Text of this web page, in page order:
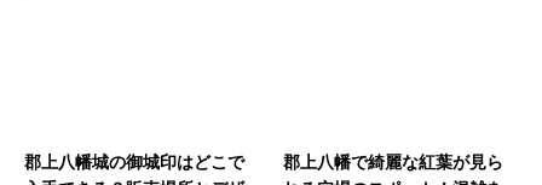
郡上八幡城の御城印はどこで
郡上八幡で綺麗な紅葉が見ら